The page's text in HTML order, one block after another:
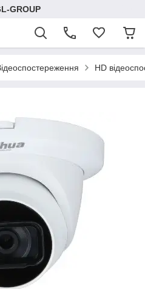
GROUP
HD